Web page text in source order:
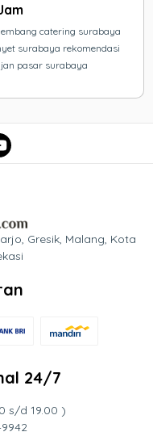
catering surabaya
surabaya rekomendasi
pasar surabaya
Gresik, Malang, Kota
24/7
s/d 19.00 )